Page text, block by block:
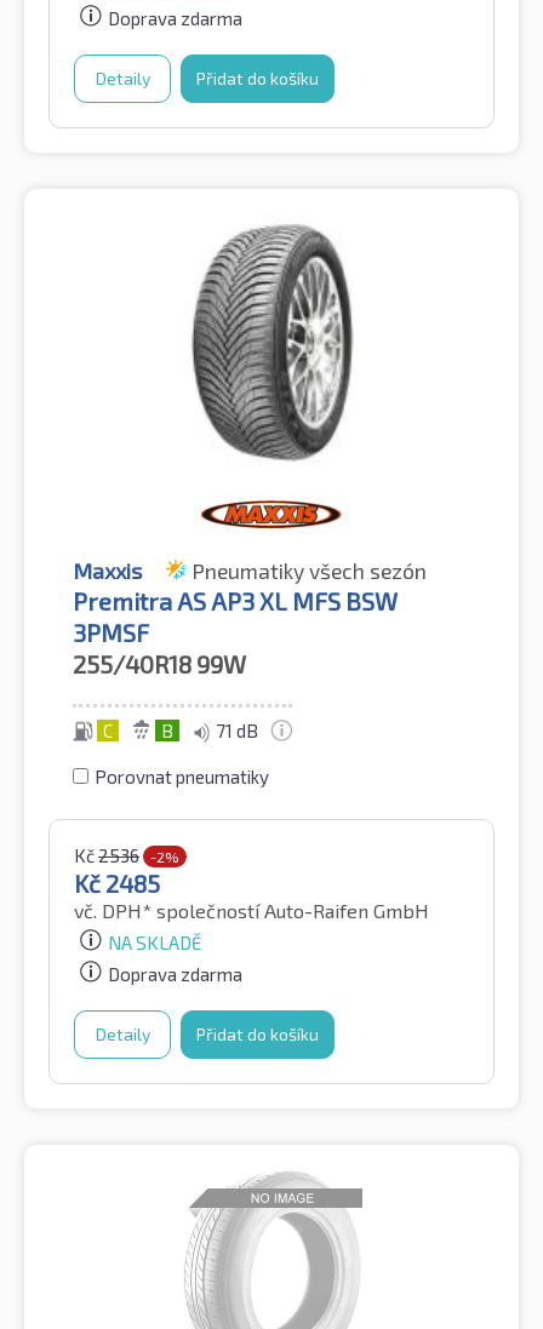
Doprava zdarma
Detaily Přidat do košíku
Maxxis Pneumatiky všech sezón
Premitra AS AP3 XL MFS BSW
3PMSF
255/40R18 99W
C B 71 dB
Porovnat pneumatiky
Kč2536 -2%
Kč 2485
vč. DPH* společností Auto-Raifen GmbH
NA SKLADĚ
Doprava zdarma
Detaily Přidat do košíku